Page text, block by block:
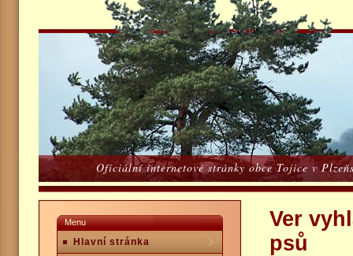
Oficiální internetové stránky obce Tojice v
Ver
psů
Menu
Hlavní stránka